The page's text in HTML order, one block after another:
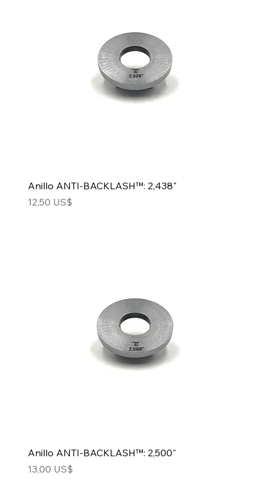
Anillo ANTI-BACKLASH™: 2,438"
Precio
12,50 US$
Anillo ANTI-BACKLASH™: 2,500"
Precio
13,00 US$